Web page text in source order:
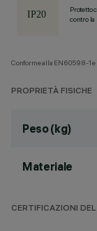
Protetto
contro
Conforme alla EN60598-1
PROPRIETÀ FISICHE
Peso (kg)
Materiale
CERTIFICAZIONI